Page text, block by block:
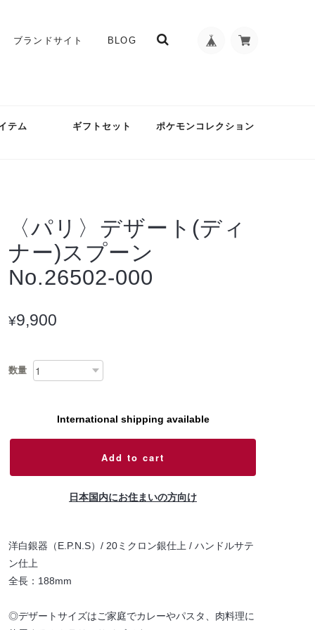
ブランドサイト BLOG
テム ギフトセット ポケモンコレクション
〈パリ〉デザート(ディ
ナー)スプーン
No.26502-000
¥9,900
数量
International shipping available
Add to cart
日本国内にお住まいの方向け
洋白銀器（E.P.N.S）/ 20ミクロン銀仕上 / ハンドルサテ
ン仕上
全長：188mm
◎デザートサイズはご家庭でカレーやパスタ、肉料理に